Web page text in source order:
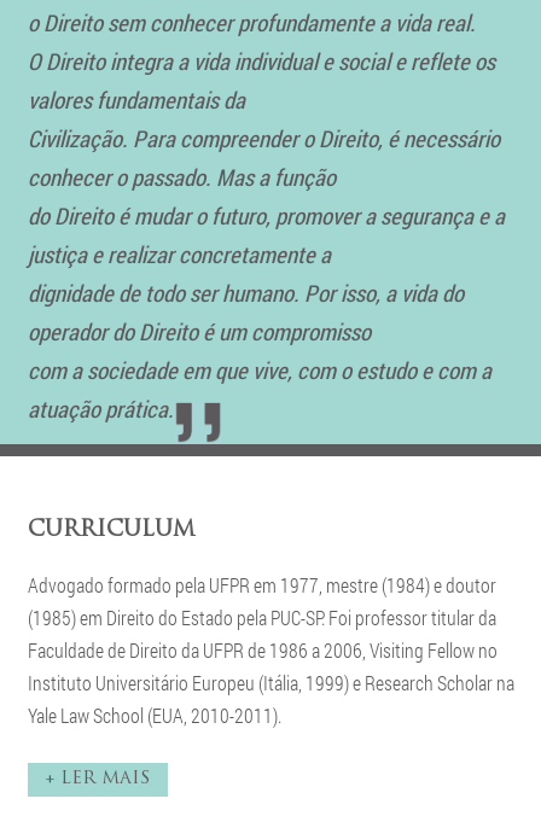
o Direito sem conhecer profundamente a vida real.
O Direito integra a vida individual e social e reflete os
valores fundamentais da
Civilização. Para compreender o Direito, é necessário
conhecer o passado. Mas a função
do Direito é mudar o futuro, promover a segurança e a
justiça e realizar concretamente a
dignidade de todo ser humano. Por isso, a vida do
operador do Direito é um compromisso
com a sociedade em que vive, com o estudo e com a
atuação prática.
CURRICULUM
Advogado formado pela UFPR em 1977, mestre (1984) e doutor
(1985) em Direito do Estado pela PUC-SP. Foi professor titular da
Faculdade de Direito da UFPR de 1986 a 2006, Visiting Fellow no
Instituto Universitário Europeu (Itália, 1999) e Research Scholar na
Yale Law School (EUA, 2010-2011).
+ LER MAIS